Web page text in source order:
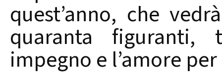
quest’anno, che
quaranta figuranti,
impegno e l’amore